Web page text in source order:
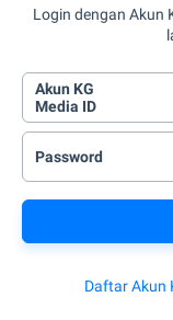
Login dengan Akun
Akun KG
Media ID
Password
Daftar Akun